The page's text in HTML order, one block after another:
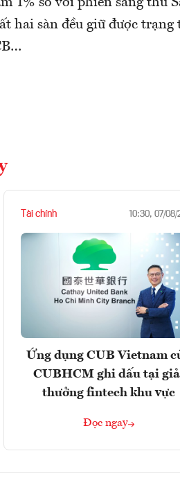
1% so với phiên sáng thứ
hai sàn đều giữ được trạng
Tài chính 10:30, 07/08/
Ứng dụng CUB Vietnam
CUBHCM ghi dấu tại
thưởng fintech khu vực
Đọc ngay